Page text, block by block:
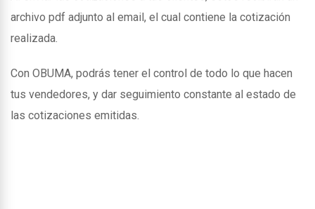
archivo pdf adjunto al email, el cual contiene la cotización
realizada.
Con OBUMA, podrás tener el control de todo lo que hacen
tus vendedores, y dar seguimiento constante al estado de
las cotizaciones emitidas.